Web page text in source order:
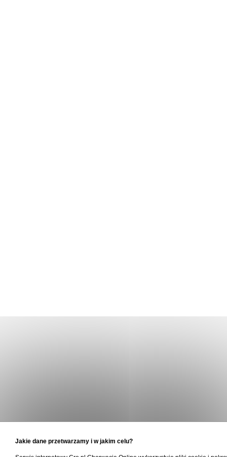
Jakie dane przetwarzamy i w jakim celu?